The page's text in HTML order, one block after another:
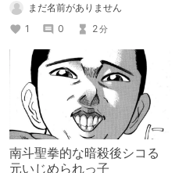
意表をついてみやした。他の６つに倣
うなら『避けがたき事、結（終わり）
の如く』とでも申しやしょうかね。
まだ名前がありません
1
0 2分
南斗聖拳的な暗殺後シコる
元いじめられっ子